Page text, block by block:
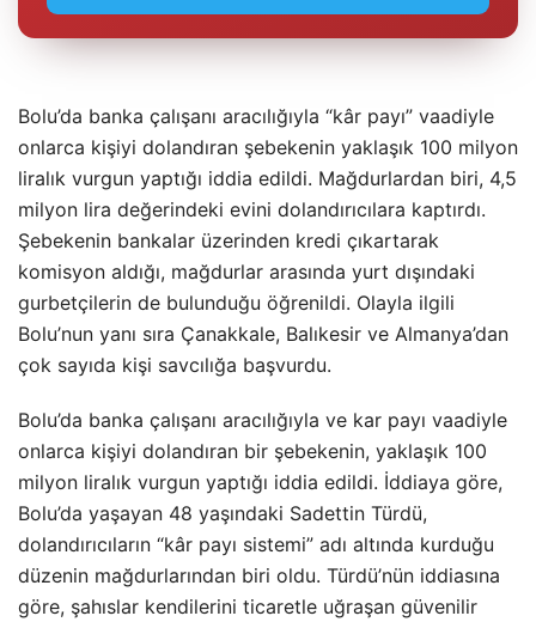
Bolu’da banka çalışanı aracılığıyla “kâr payı” vaadiyle
onlarca kişiyi dolandıran şebekenin yaklaşık 100 milyon
liralık vurgun yaptığı iddia edildi. Mağdurlardan biri, 4,5
milyon lira değerindeki evini dolandırıcılara kaptırdı.
Şebekenin bankalar üzerinden kredi çıkartarak
komisyon aldığı, mağdurlar arasında yurt dışındaki
gurbetçilerin de bulunduğu öğrenildi. Olayla ilgili
Bolu’nun yanı sıra Çanakkale, Balıkesir ve Almanya’dan
çok sayıda kişi savcılığa başvurdu.
Bolu’da banka çalışanı aracılığıyla ve kar payı vaadiyle
onlarca kişiyi dolandıran bir şebekenin, yaklaşık 100
milyon liralık vurgun yaptığı iddia edildi. İddiaya göre,
Bolu’da yaşayan 48 yaşındaki Sadettin Türdü,
dolandırıcıların “kâr payı sistemi” adı altında kurduğu
düzenin mağdurlarından biri oldu. Türdü’nün iddiasına
göre, şahıslar kendilerini ticaretle uğraşan güvenilir